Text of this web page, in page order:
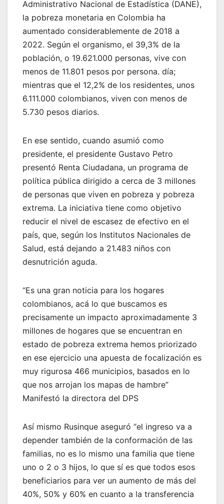
Administrativo Nacional de Estadística (DANE),
la pobreza monetaria en Colombia ha
aumentado considerablemente de 2018 a
2022. Según el organismo, el 39,3% de la
población, o 19.621.000 personas, vive con
menos de 11.801 pesos por persona. día;
mientras que el 12,2% de los residentes, unos
6.111.000 colombianos, viven con menos de
5.730 pesos diarios.
En ese sentido, cuando asumió como
presidente, el presidente Gustavo Petro
presentó Renta Ciudadana, un programa de
política pública dirigido a cerca de 3 millones
de personas que viven en pobreza y pobreza
extrema. La iniciativa tiene como objetivo
reducir el nivel de escasez de efectivo en el
país, que, según los Institutos Nacionales de
Salud, está dejando a 21.483 niños con
desnutrición aguda.
“Es una gran noticia para los hogares
colombianos, acá lo que buscamos es
precisamente un impacto aproximadamente 3
millones de hogares que se encuentran en
estado de pobreza extrema hemos priorizado
en ese ejercicio una apuesta de focalización es
muy rigurosa 466 municipios, basados en lo
que nos arrojan los mapas de hambre”
Manifestó la directora del DPS
Así mismo Rusinque aseguró “el ingreso va a
depender también de la conformación de las
familias, no es lo mismo una familia que tiene
uno o 2 o 3 hijos, lo que sí es que todos esos
beneficiarios para ver un aumento de más del
40%, 50% y 60% en cuanto a la transferencia